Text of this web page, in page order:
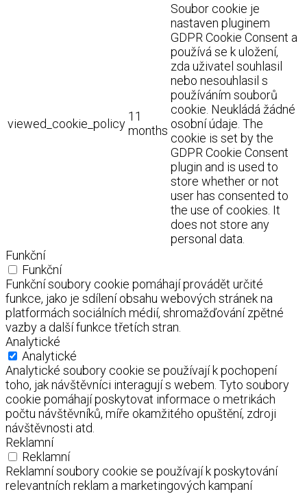
viewed_cookie_policy
11
months
Soubor cookie je
nastaven pluginem
GDPR Cookie Consent a
používá se k uložení,
zda uživatel souhlasil
nebo nesouhlasil s
používáním souborů
cookie. Neukládá žádné
osobní údaje. The
cookie is set by the
GDPR Cookie Consent
plugin and is used to
store whether or not
user has consented to
the use of cookies. It
does not store any
personal data.
Funkční
Funkční
Funkční soubory cookie pomáhají provádět určité
funkce, jako je sdílení obsahu webových stránek na
platformách sociálních médií, shromažďování zpětné
vazby a další funkce třetích stran.
Analytické
Analytické
Analytické soubory cookie se používají k pochopení
toho, jak návštěvníci interagují s webem. Tyto soubory
cookie pomáhají poskytovat informace o metrikách
počtu návštěvníků, míře okamžitého opuštění, zdroji
návštěvnosti atd.
Reklamní
Reklamní
Reklamní soubory cookie se používají k poskytování
relevantních reklam a marketingových kampaní